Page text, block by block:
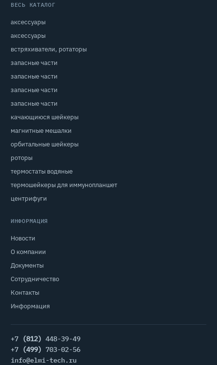
ВЕСЬ КАТАЛОГ
аксессуары
аксессуары
встряхиватели, ротаторы
запасные части
запасные части
запасные части
запасные части
качающиюся шейкеры
магнитные мешалки
орбитальные шейкеры
роторы
термостаты водяные
термошейкеры для иммунопланшет
центрифуги
ИНФОРМАЦИЯ
Новости
О компании
Документы
Сотрудничество
Контакты
Информация
+7 (812) 448-39-49
+7 (499) 703-02-56
info@elmi-tech.ru